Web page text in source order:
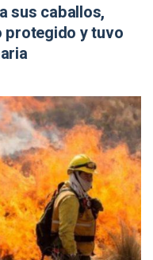
sus caballos,
protegido y tuvo